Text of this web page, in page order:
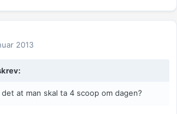
2013
at man skal ta 4 scoop om dagen?